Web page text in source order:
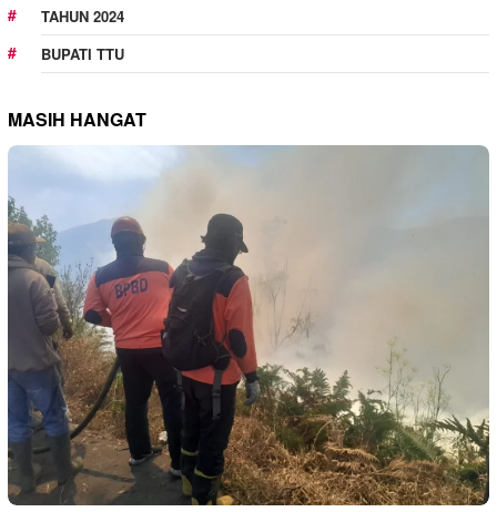
TAHUN 2024
BUPATI TTU
MASIH HANGAT